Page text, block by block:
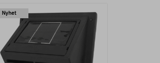
Se varianter
Nyhet